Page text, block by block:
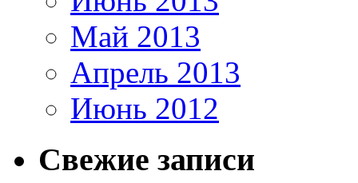
Май 2013
Апрель 2013
Июнь 2012
Свежие записи